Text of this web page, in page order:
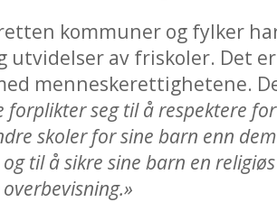
kommuner og fylker
utvidelser av friskoler. Det
menneskerettighetene.
forplikter seg til å respektere
skoler for sine barn enn
til å sikre sine barn en